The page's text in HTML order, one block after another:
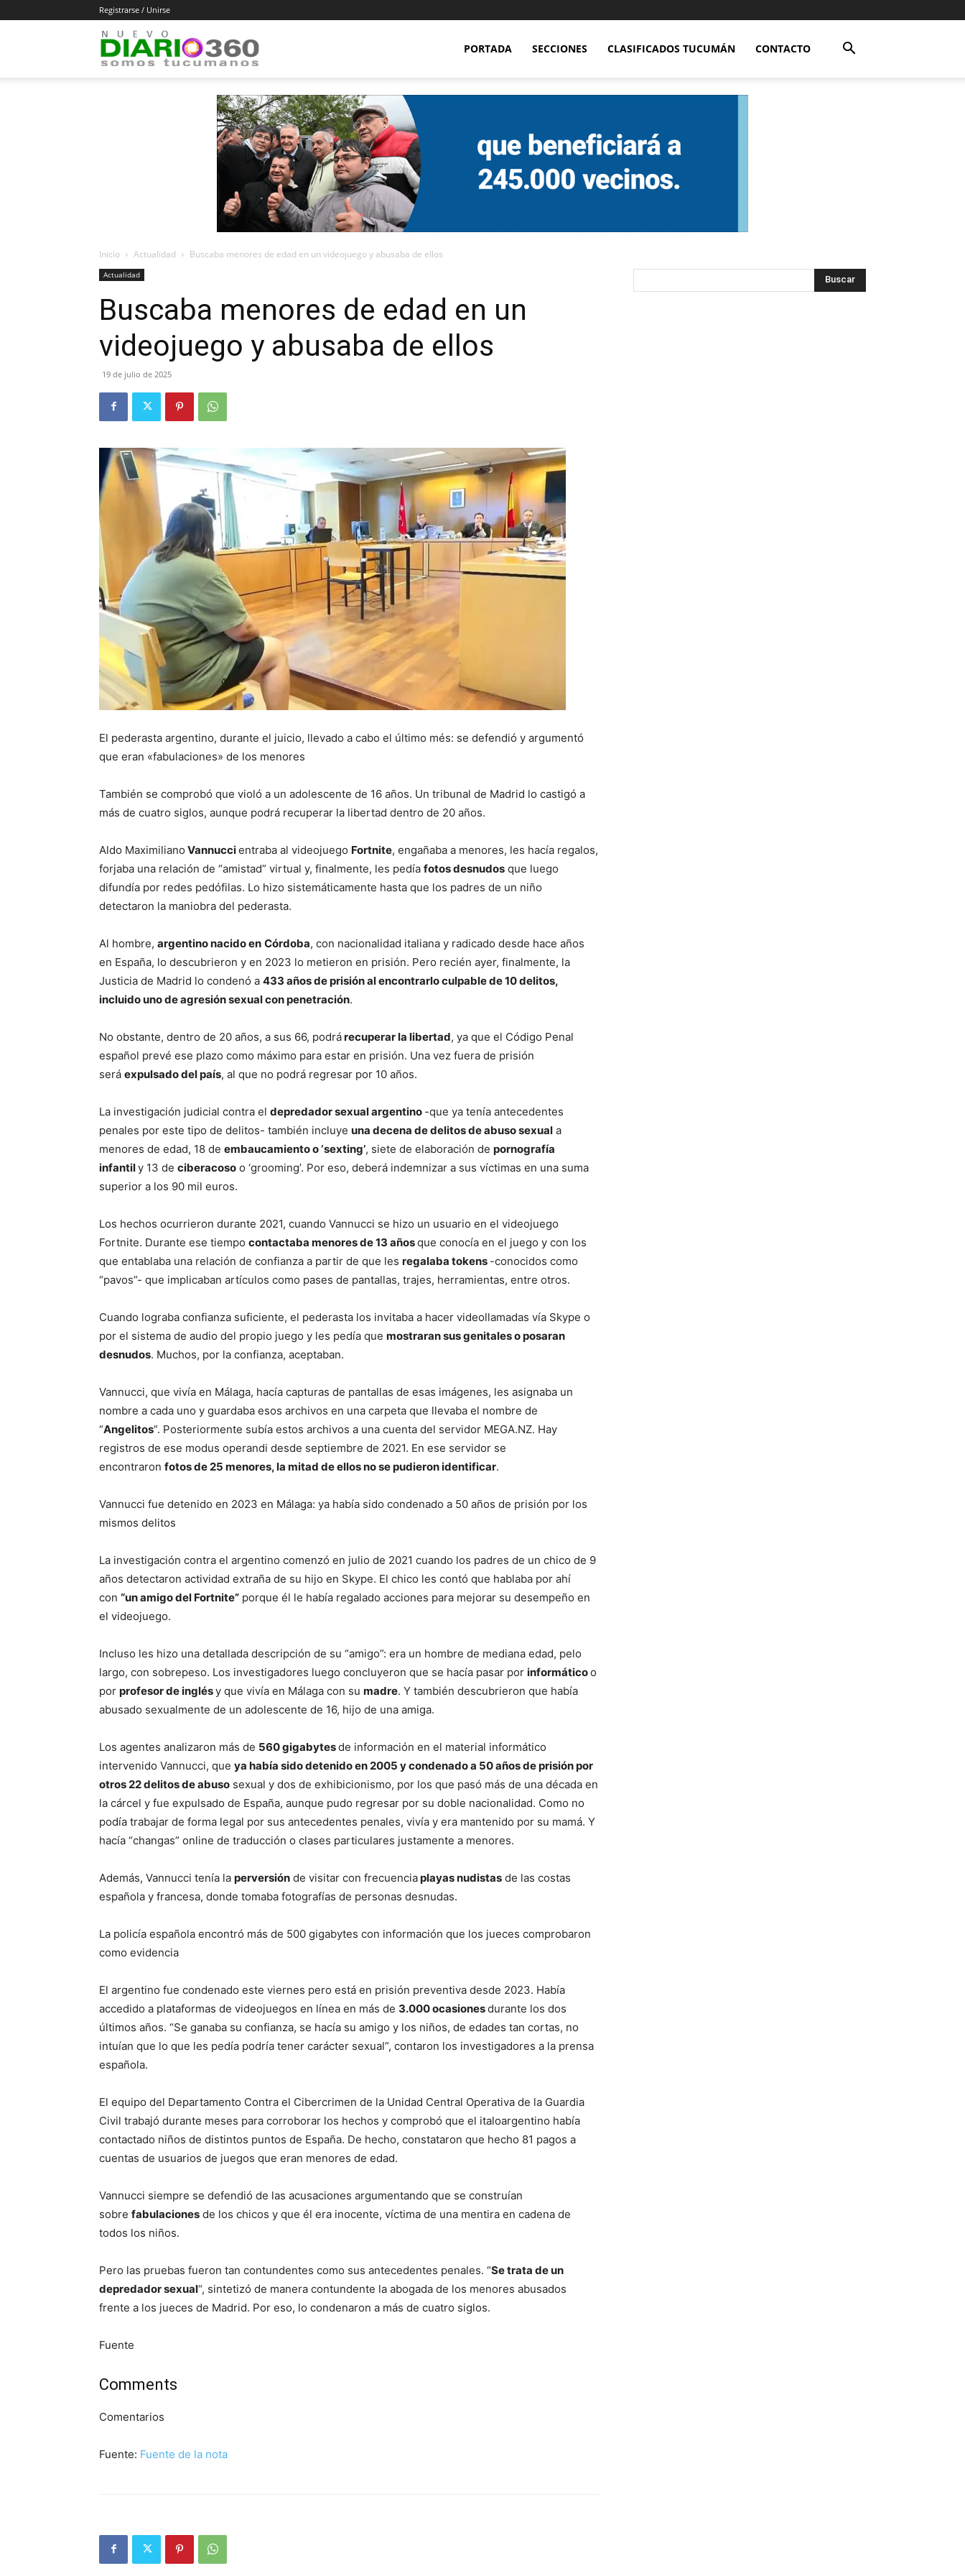
Registrarse / Unirse
Diario
360
PORTADA SECCIONES CLASIFICADOS TUCUMÁN CONTACTO
Inicio Actualidad Buscaba menores de edad en un videojuego y abusaba de ellos
Actualidad
Buscaba menores de edad en un
videojuego y abusaba de ellos
19 de julio de 2025
El pederasta argentino, durante el juicio, llevado a cabo el último més: se defendió y argumentó
que eran «fabulaciones» de los menores
También se comprobó que violó a un adolescente de 16 años. Un tribunal de Madrid lo castigó a
más de cuatro siglos, aunque podrá recuperar la libertad dentro de 20 años.
Aldo Maximiliano Vannuccientraba al videojuego Fortnite, engañaba a menores, les hacía regalos,
forjaba una relación de “amistad” virtual y, finalmente, les pedía fotos desnudos que luego
difundía por redes pedófilas. Lo hizo sistemáticamente hasta que los padres de un niño
detectaron la maniobra del pederasta.
Al hombre, argentino nacido en Córdoba, con nacionalidad italiana y radicado desde hace años
en España, lo descubrieron y en 2023 lo metieron en prisión. Pero recién ayer, finalmente, la
Justicia de Madrid lo condenó a 433 años de prisión al encontrarlo culpable de 10 delitos,
incluido uno de agresión sexual con penetración.
No obstante, dentro de 20 años, a sus 66, podrárecuperar la libertad, ya que el Código Penal
español prevé ese plazo como máximo para estar en prisión. Una vez fuera de prisión
será expulsado del país, al que no podrá regresar por 10 años.
La investigación judicial contra el depredador sexual argentino -que ya tenía antecedentes
penales por este tipo de delitos- también incluye una decena de delitos de abuso sexual a
menores de edad, 18 de embaucamiento o ‘sexting’, siete de elaboración de pornografía
infantily 13 de ciberacoso o ‘grooming’. Por eso, deberá indemnizar a sus víctimas en una suma
superior a los 90 mil euros.
Los hechos ocurrieron durante 2021, cuando Vannucci se hizo un usuario en el videojuego
Fortnite. Durante ese tiempo contactaba menores de 13 añosque conocía en el juego y con los
que entablaba una relación de confianza a partir de que les regalaba tokens -conocidos como
“pavos”- que implicaban artículos como pases de pantallas, trajes, herramientas, entre otros.
Cuando lograba confianza suficiente, el pederasta los invitaba a hacer videollamadas vía Skype o
por el sistema de audio del propio juego y les pedía que mostraran sus genitales o posaran
desnudos. Muchos, por la confianza, aceptaban.
Vannucci, que vivía en Málaga, hacía capturas de pantallas de esas imágenes, les asignaba un
nombre a cada uno y guardaba esos archivos en una carpeta que llevaba el nombre de
“Angelitos”. Posteriormente subía estos archivos a una cuenta del servidor MEGA.NZ. Hay
registros de ese modus operandi desde septiembre de 2021. En ese servidor se
encontraron fotos de 25 menores, la mitad de ellos no se pudieron identificar.
Vannucci fue detenido en 2023 en Málaga: ya había sido condenado a 50 años de prisión por los
mismos delitos
La investigación contra el argentino comenzó en julio de 2021 cuando los padres de un chico de 9
años detectaron actividad extraña de su hijo en Skype. El chico les contó que hablaba por ahí
con “un amigo del Fortnite” porque él le había regalado acciones para mejorar su desempeño en
el videojuego.
Incluso les hizo una detallada descripción de su “amigo”: era un hombre de mediana edad, pelo
largo, con sobrepeso. Los investigadores luego concluyeron que se hacía pasar por informáticoo
por profesor de inglésy que vivía en Málaga con su madre. Y también descubrieron que había
abusado sexualmente de un adolescente de 16, hijo de una amiga.
Los agentes analizaron más de 560 gigabytesde información en el material informático
intervenido Vannucci, que ya había sido detenido en 2005 y condenado a 50 años de prisión por
otros 22 delitos de abuso sexual y dos de exhibicionismo, por los que pasó más de una década en
la cárcel y fue expulsado de España, aunque pudo regresar por su doble nacionalidad. Como no
podía trabajar de forma legal por sus antecedentes penales, vivía y era mantenido por su mamá. Y
hacía “changas” online de traducción o clases particulares justamente a menores.
Además, Vannucci tenía la perversión de visitar con frecuenciaplayas nudistas de las costas
española y francesa, donde tomaba fotografías de personas desnudas.
La policía española encontró más de 500 gigabytes con información que los jueces comprobaron
como evidencia
El argentino fue condenado este viernes pero está en prisión preventiva desde 2023. Había
accedido a plataformas de videojuegos en línea en más de 3.000 ocasionesdurante los dos
últimos años. “Se ganaba su confianza, se hacía su amigo y los niños, de edades tan cortas, no
intuían que lo que les pedía podría tener carácter sexual”, contaron los investigadores a la prensa
española.
El equipo del Departamento Contra el Cibercrimen de la Unidad Central Operativa de la Guardia
Civil trabajó durante meses para corroborar los hechos y comprobó que el italoargentino había
contactado niños de distintos puntos de España. De hecho, constataron que hecho 81 pagos a
cuentas de usuarios de juegos que eran menores de edad.
Vannucci siempre se defendió de las acusaciones argumentando que se construían
sobre fabulaciones de los chicos y que él era inocente, víctima de una mentira en cadena de
todos los niños.
Pero las pruebas fueron tan contundentes como sus antecedentes penales. “Se trata de un
depredador sexual“, sintetizó de manera contundente la abogada de los menores abusados
frente a los jueces de Madrid. Por eso, lo condenaron a más de cuatro siglos.
Fuente
Comments
Comentarios
Fuente: Fuente de la nota